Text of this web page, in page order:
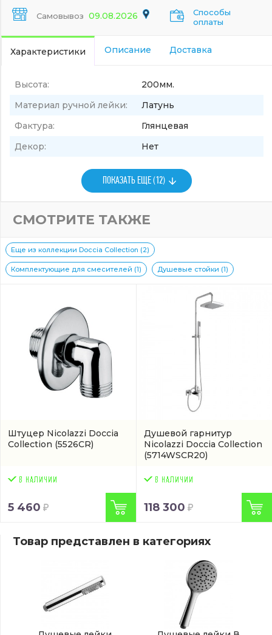
Самовывоз 09.08.2026
Способы
оплаты
Характеристики Описание Доставка
Высота:
200мм.
Материал ручной лейки:
Латунь
Фактура:
Глянцевая
Декор:
Нет
ПОКАЗАТЬ ЕЩЕ (12)
СМОТРИТЕ ТАКЖЕ
Еще из коллекции Doccia Collection (2)
Комплектующие для смесителей (1) Душевые стойки (1)
Штуцер Nicolazzi Doccia
Collection (5526CR)
5 460
Душевой гарнитур
Nicolazzi Doccia Collection
(5714WSCR20)
118 300
Товар представлен в категориях